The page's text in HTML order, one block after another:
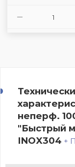
неперф.
"Быстрый
INOX304 +